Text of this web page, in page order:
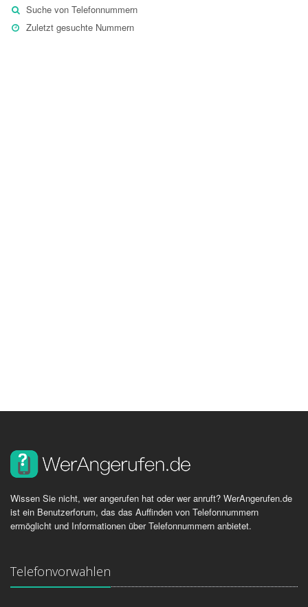
Suche von Telefonnummern
Zuletzt gesuchte Nummern
Wissen Sie nicht, wer angerufen hat oder wer anruft? WerAngerufen.de
ist ein Benutzerforum, das das Auffinden von Telefonnummern
ermöglicht und Informationen über Telefonnummern anbietet.
Telefonvorwahlen